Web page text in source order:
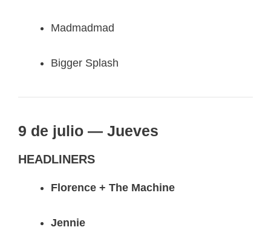
Madmadmad
Bigger Splash
9 de julio — Jueves
HEADLINERS
Florence + The Machine
Jennie